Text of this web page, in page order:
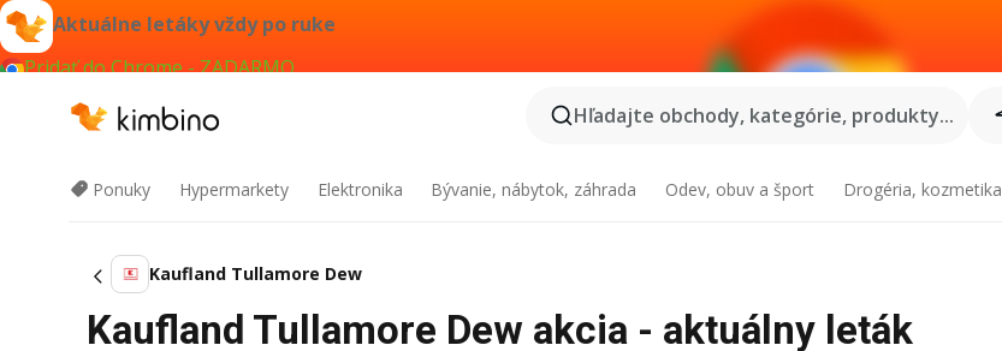
Aktuálne letáky vždy po ruke
Pridať do Chrome - ZADARMO
Hľadajte obchody, kategórie, produkty...
Ponuky Hypermarkety Elektronika Bývanie, nábytok, záhrada Odev, obuv a šport Drogéria, kozmetika
Kaufland Tullamore Dew
Kaufland Tullamore Dew akcia - aktuálny leták